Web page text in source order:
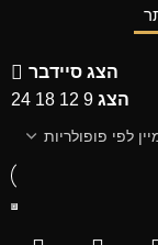
הצג סיידבר
הצג 9
12
18
24